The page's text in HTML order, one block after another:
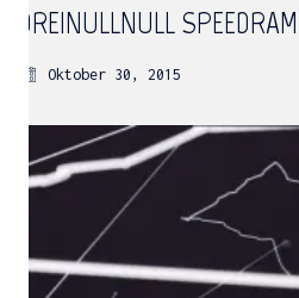
Oktober 30, 2015
M H Y
Manuel Hernandez y
Multidisziplinäre
Kontakt